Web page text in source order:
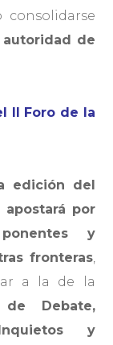
autoridad de
II Foro de la
edición del
por
y
fronteras,
a la de la
de Debate,
y